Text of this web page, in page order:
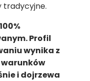
tradycyjne.
Profil
wynika z
i dojrzewa